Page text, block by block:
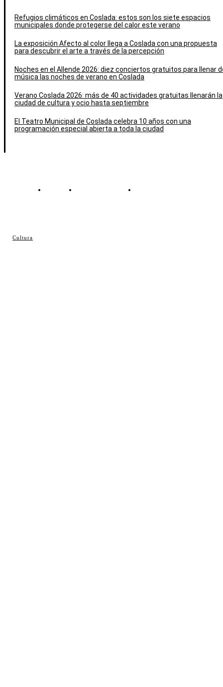
Cultura
Refugios climáticos en Coslada: estos son los siete espacios
municipales donde protegerse del calor este verano
La exposición Afecto al color llega a Coslada con una propuesta
para descubrir el arte a través de la percepción
Noches en el Allende 2026: diez conciertos gratuitos para llenar
música las noches de verano en Coslada
Verano Coslada 2026: más de 40 actividades gratuitas llenarán la
ciudad de cultura y ocio hasta septiembre
El Teatro Municipal de Coslada celebra 10 años con una
programación especial abierta a toda la ciudad
Contacto Política de cookies